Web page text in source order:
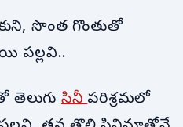
సొంత గొంతుతో
పల్లవి..
తెలుగు సినీపరిశ్రమలో